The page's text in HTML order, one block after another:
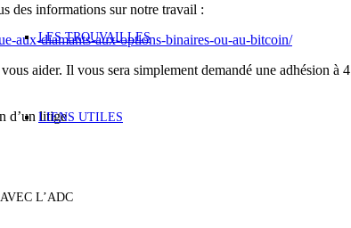
LES TROUVAILLES
LIENS UTILES
L’ADC
des informations sur notre travail :
aux-diamants-aux-options-binaires-ou-au-bitcoin/
aider. Il vous sera simplement demandé une adhésion
d’un litige